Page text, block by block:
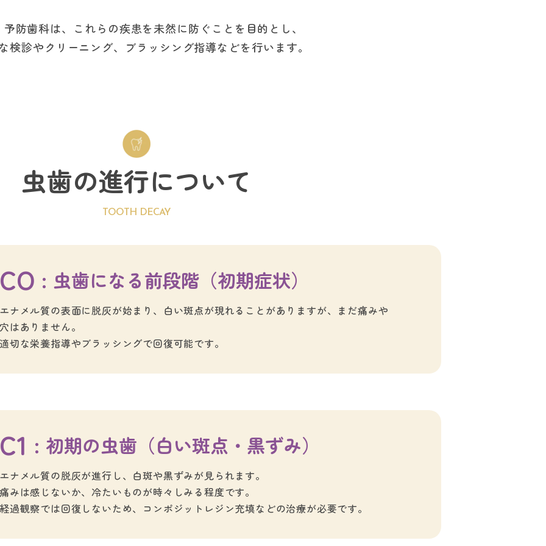
防歯科は、これらの疾患を未然に防ぐことを目的とし、
検診やクリーニング、ブラッシング指導などを行います。
虫歯の進行について
TOOTH DECAY
CO ： 虫歯になる前段階 （初期症状）
エナメル質の表面に脱灰が始まり、白い斑点が現れることがありますが、まだ痛みや
穴はありません。
適切な栄養指導やブラッシングで回復可能です。
C1 ： 初期の虫歯 （白い斑点・黒ずみ）
エナメル質の脱灰が進行し、白斑や黒ずみが見られます。
痛みは感じないか、冷たいものが時々しみる程度です。
経過観察では回復しないため、コンポジットレジン充填などの治療が必要です。